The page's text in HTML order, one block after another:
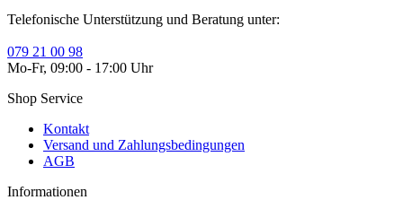
Telefonische Unterstützung und Beratung unter:
079 21 00 98
Mo-Fr, 09:00 - 17:00 Uhr
Shop Service
Kontakt
Versand und Zahlungsbedingungen
AGB
Informationen